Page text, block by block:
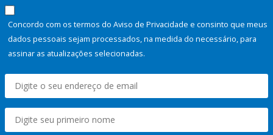
Concordo com os termos do Aviso de Privacidade e consinto que meus
dados pessoais sejam processados, na medida do necessário, para
assinar as atualizações selecionadas.